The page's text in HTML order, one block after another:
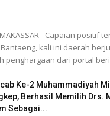
MAKASSAR - Capaian positif
kali ini daerah
penghargaan dari portal
Ke-2 Muhammadiyah
Berhasil Memilih Drs.
Sebagai...